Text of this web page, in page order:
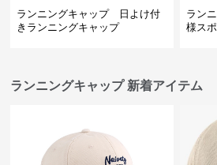
ランニングキャップ 日よけ付
きランニングキャップ
ラン
様ス
ランニングキャップ 新着アイテム